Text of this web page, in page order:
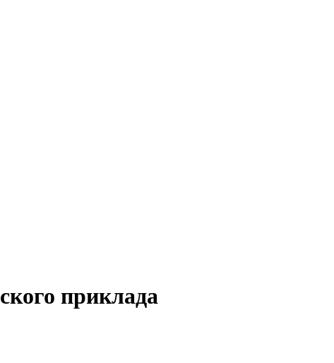
приклада